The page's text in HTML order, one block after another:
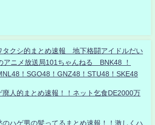
クシ的まとめ速報 地下格闘アイドルだい
ニメ放送局101ちゃんねる BNK48 ！
！SGO48！GNZ48！STU48！SKE48
廃人的まとめ速報！！ネット乞食DE2000万
のハゲ男の髪ってるまとめ速報！！激しくハ